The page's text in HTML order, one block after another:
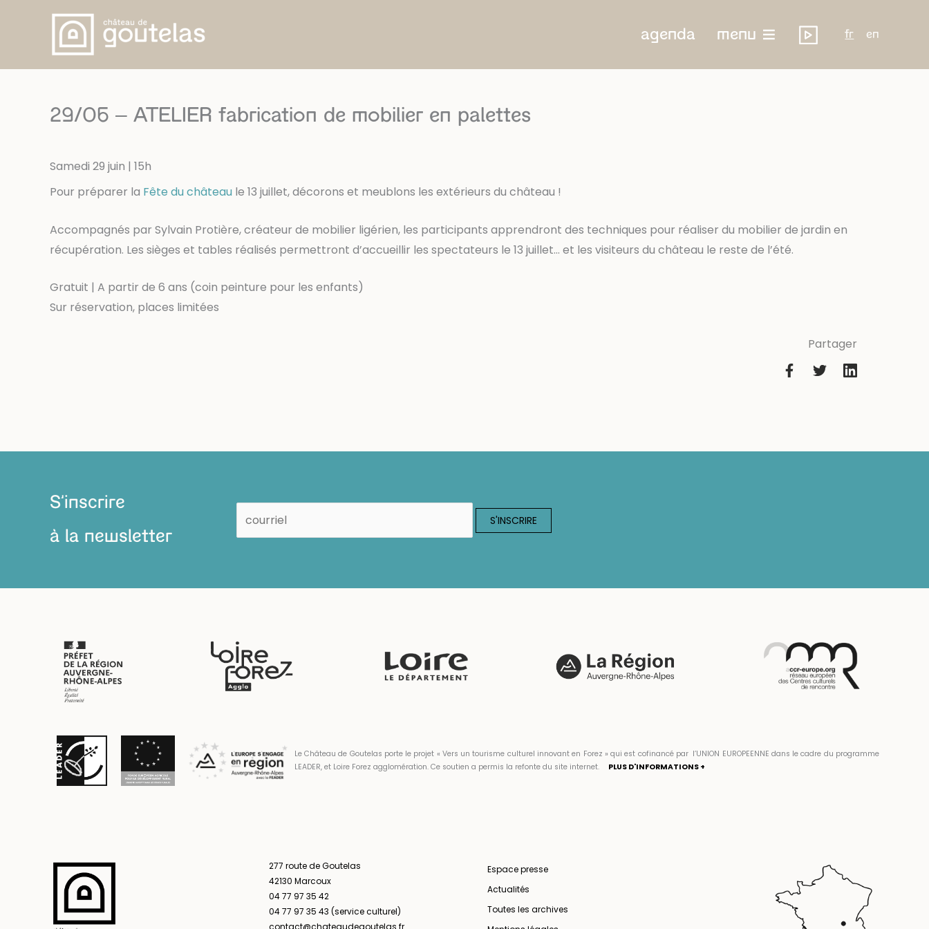
agenda menu fr en
29/06 – ATELIER fabrication de mobilier en palettes
Samedi 29 juin | 15h
Pour préparer la Fête du château le 13 juillet, décorons et meublons les extérieurs du château !
Accompagnés par Sylvain Protière, créateur de mobilier ligérien, les participants apprendront des techniques pour réaliser du mobilier de jardin en
récupération. Les sièges et tables réalisés permettront d’accueillir les spectateurs le 13 juillet… et les visiteurs du château le reste de l’été.
Gratuit | A partir de 6 ans (coin peinture pour les enfants)
Sur réservation, places limitées
Partager
S'inscrire
à la newsletter
Le Château de Goutelas porte le projet « Vers un tourisme culturel innovant en Forez » qui est cofinancé par l’UNION EUROPEENNE dans le cadre du programme
LEADER, et Loire Forez agglomération. Ce soutien a permis la refonte du site internet.
PLUS D'INFORMATIONS +
277 route de Goutelas
42130 Marcoux
04 77 97 35 42
04 77 97 35 43 (service culturel)
contact@chateaudegoutelas.fr
Espace presse
Actualités
Toutes les archives